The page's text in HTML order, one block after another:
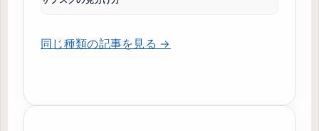
同じ種類の記事を見る →